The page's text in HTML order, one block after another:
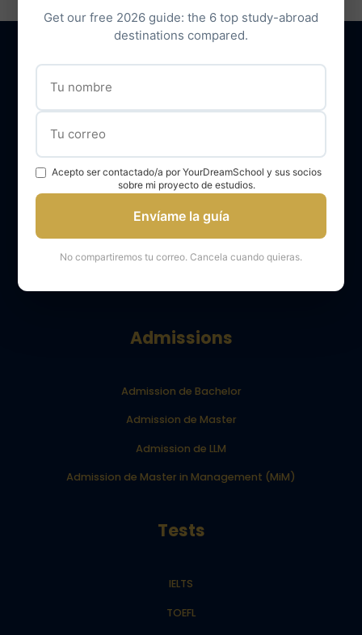
Nuestros servicios
YourDreamSchool, un socio para su éxito
Obtener apoyo
Opiniones de los alumnos de YourDreamSchool
Resultados de los alumnos de YourDreamSchool
Admissions
Admission de Bachelor
Admission de Master
Admission de LLM
Admission de Master in Management (MiM)
Tests
IELTS
TOEFL
Get our free 2026 guide: the 6 top study-abroad
destinations compared.
Acepto ser contactado/a por YourDreamSchool y sus socios
sobre mi proyecto de estudios.
Envíame la guía
No compartiremos tu correo. Cancela cuando quieras.